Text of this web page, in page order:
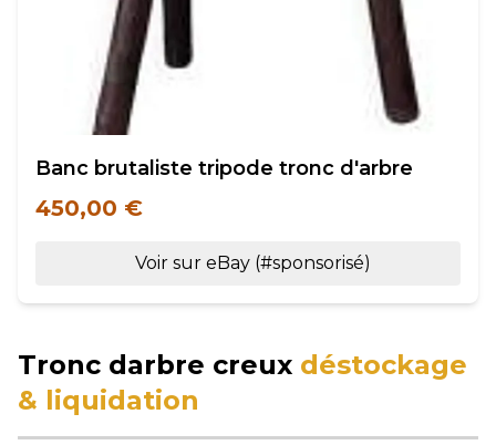
Banc brutaliste tripode tronc d'arbre
450,00 €
Voir sur eBay (#sponsorisé)
Tronc darbre creux déstockage
& liquidation